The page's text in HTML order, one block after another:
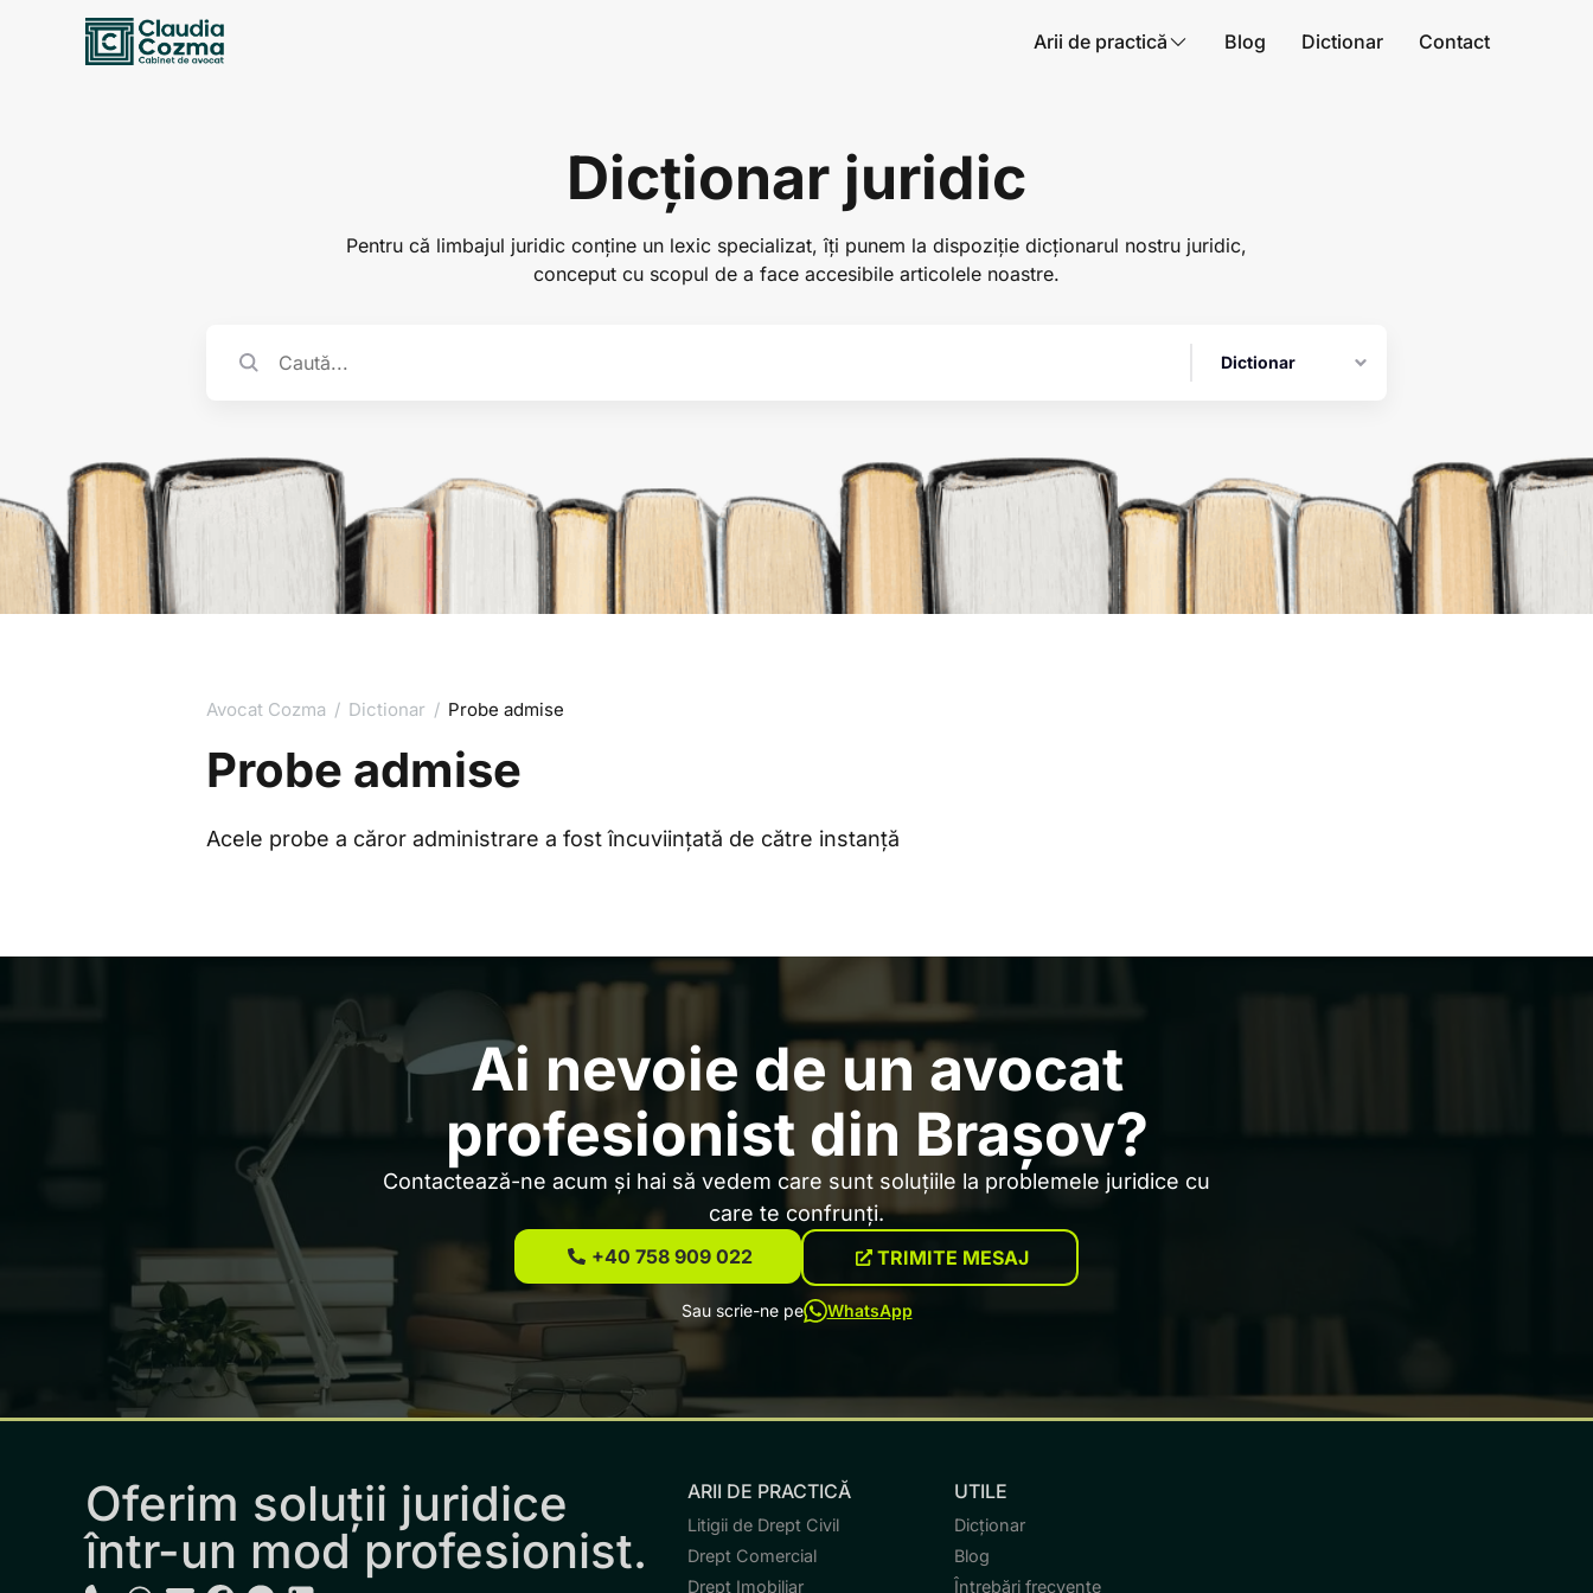
Arii de practică Blog Dictionar Contact
Dicționar juridic
Pentru că limbajul juridic conține un lexic specializat, îți punem la dispoziție dicționarul nostru juridic,
conceput cu scopul de a face accesibile articolele noastre.
Dictionar
Avocat Cozma / Dictionar / Probe admise
Probe admise
Acele probe a căror administrare a fost încuviințată de către instanță
Ai nevoie de un avocat
profesionist din Brașov?
Contactează-ne acum și hai să vedem care sunt soluțiile la problemele juridice cu
care te confrunți.
+40 758 909 022 TRIMITE MESAJ
Sau scrie-ne pe WhatsApp
Oferim soluții juridice
într-un mod profesionist.
ARII DE PRACTICĂ
Litigii de Drept Civil
Drept Comercial
Drept Imobiliar
UTILE
Dicționar
Blog
Întrebări frecvente